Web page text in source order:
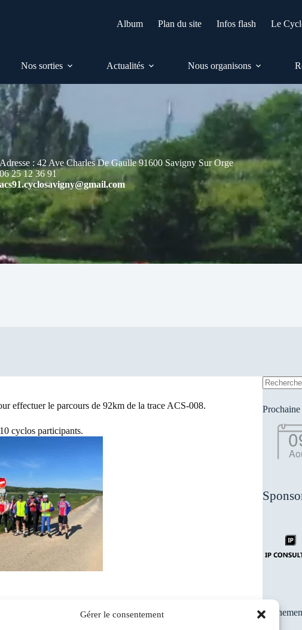
Gérer le consentement
Album Plan du site Infos flash Le
Nos sorties Actualités Nous organisons
Adresse : 42 Ave Charles De Gaulle 91600 Savigny Sur Orge
25 12 36 91
acs91.cyclosavigny@gmail.com
effectuer le parcours de 92km de la trace ACS-008.
cyclos participants.
une crevaison de MP à la hauteur de Saint LEU l’a
lors de notre break habituel.
résultat